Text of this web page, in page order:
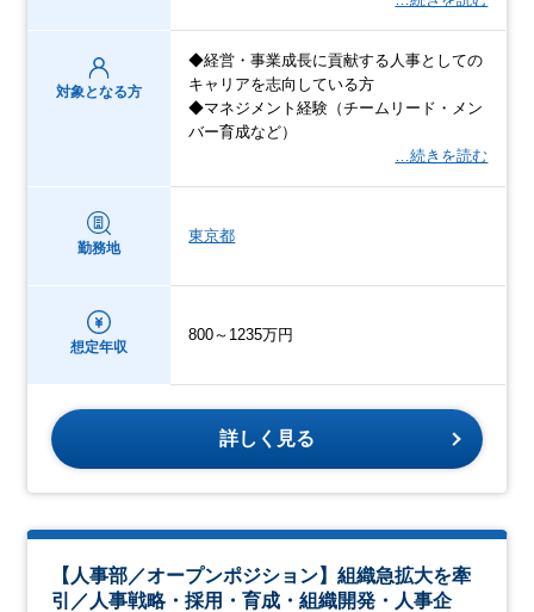
対象となる方
◆経営・事業成長に貢献する人事としての
キャリアを志向している方
◆マネジメント経験（チームリード・メン
バー育成など）
…続きを読む
勤務地
東京都
想定年収
800～1235万円
詳しく見る
【人事部／オープンポジション】組織急拡大を牽
引／人事戦略・採用・育成・組織開発・人事企